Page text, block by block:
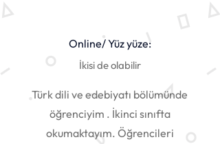
Online/ Yüz yüze:
İkisi de olabilir
Türk dili ve edebiyatı bölümünde
öğrenciyim . İkinci sınıfta
okumaktayım. Öğrencileri